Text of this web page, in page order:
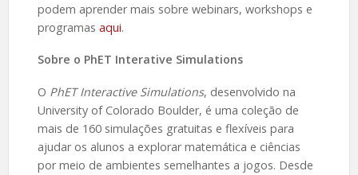
podem aprender mais sobre webinars, workshops e
programas aqui.
Sobre o PhET Interative Simulations
O PhET Interactive Simulations, desenvolvido na
University of Colorado Boulder, é uma coleção de
mais de 160 simulações gratuitas e flexíveis para
ajudar os alunos a explorar matemática e ciências
por meio de ambientes semelhantes a jogos. Desde